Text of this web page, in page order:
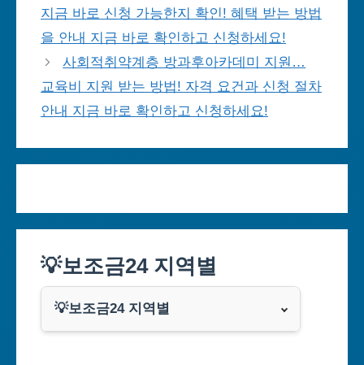
지금 바로 신청 가능한지 확인! 혜택 받는 방법
을 안내 지금 바로 확인하고 신청하세요!
사회적취약계층 방과후아카데미 지원…
교육비 지원 받는 방법! 자격 요건과 신청 절차
안내 지금 바로 확인하고 신청하세요!
💡보조금24 지역별
💡보조금24 지역별